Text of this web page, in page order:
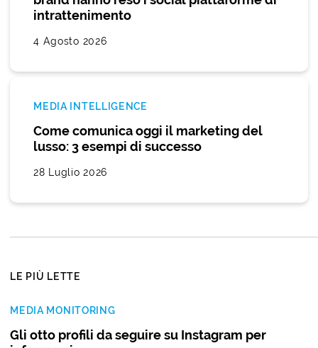
intrattenimento
4 Agosto 2026
MEDIA INTELLIGENCE
Come comunica oggi il marketing del
lusso: 3 esempi di successo
28 Luglio 2026
LE PIÙ LETTE
MEDIA MONITORING
Gli otto profili da seguire su Instagram per